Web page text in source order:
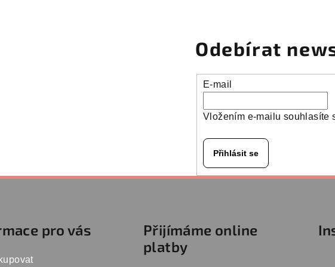
Odebírat
E-mail
Vložením e-mailu souhlasíte
Přihlásit se
pro vás
Přijímáme online
platby